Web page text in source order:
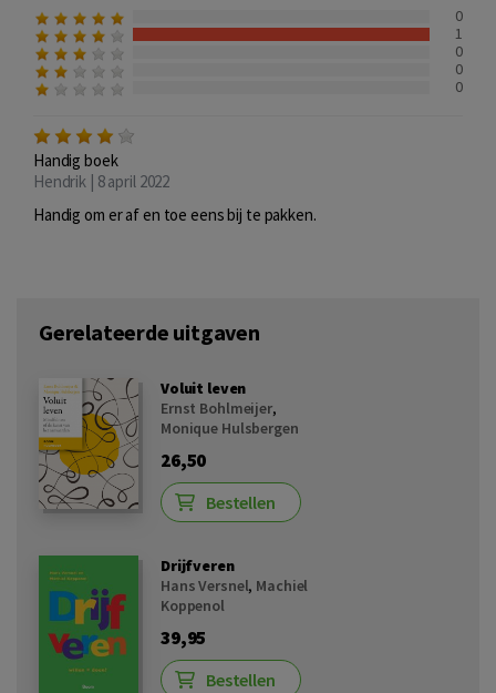
0
1
0
0
0
Handig boek
Hendrik | 8 april 2022
Handig om er af en toe eens bij te pakken.
Gerelateerde uitgaven
Voluit leven
Ernst Bohlmeijer,
Monique Hulsbergen
26,50
Bestellen
Drijfveren
Hans Versnel, Machiel
Koppenol
39,95
Bestellen